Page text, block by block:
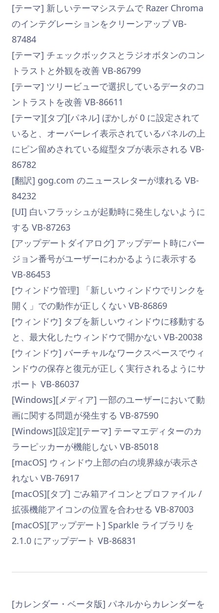
[テーマ] 新しいテーマシステムで Razer Chroma
のインテグレーションをクリーンアップ VB-
87484
[テーマ] チェックボックスとラジオボタンのコン
トラストと外観を改善 VB-86799
[テーマ] ツリービューで選択しているデータのコ
ントラストを改善 VB-86611
[テーマ][タブ][パネル] ぼかしが 0 に設定されて
いると、オーバーレイ表示されているパネルの上
にピン留めされている縦型タブが表示される VB-
86782
[翻訳] gog.com のニュースレターが壊れる VB-
84232
[UI] 白いフラッシュが起動時に発生しないように
する VB-87263
[アップデートダイアログ] アップデート時にバー
ジョン番号がユーザーにわかるように表示する
VB-86453
[ウィンドウ管理] 「新しいウィンドウでリンクを
開く」での動作が正しくない VB-86869
[ウィンドウ] タブを新しいウィンドウに移動する
と、最大化したウィンドウで開かない VB-20038
[ウィンドウ] バーチャルなワークスペースでウィ
ンドウの保存と復元が正しく実行されるようにサ
ポート VB-86037
[Windows][メディア] 一部のユーザーにおいて動
画に関する問題が発生する VB-87590
[Windows][設定][テーマ] テーマエディターのカ
ラーピッカーが機能しない VB-85018
[macOS] ウィンドウ上部の白の境界線が表示さ
れない VB-76917
[macOS][タブ] ごみ箱アイコンとプロファイル /
拡張機能アイコンの位置を合わせる VB-87003
[macOS][アップデート] Sparkle ライブラリを
2.1.0 にアップデート VB-86831
[カレンダー・ベータ版] パネルからカレンダーを